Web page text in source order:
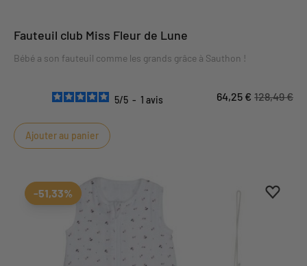
Fauteuil club Miss Fleur de Lune
Bébé a son fauteuil comme les grands grâce à Sauthon !
5/5 - 1 avis 64,25 € 128,49 €
Ajouter au panier
-51,33%